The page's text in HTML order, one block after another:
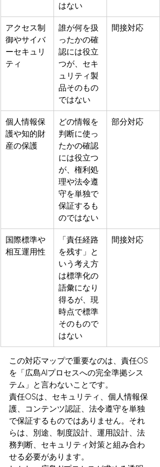
はない
アクセス制
御やサイバ
ーセキュリ
ティ
誰が何を扱
ったかの確
認には役立
つが、セキ
ュリティ製
品そのもの
ではない
間接対応
個人情報保
護や知的財
産の保護
どの情報を
判断に使っ
たかの確認
には役立つ
が、権利処
理や法令遵
守を単独で
保証するも
のではない
部分対応
国際標準や
相互運用性
「責任経路
を残す」と
いう考え方
は標準化の
語彙になり
得るが、現
時点で標準
そのもので
はない
間接対応
この対応マップで重要なのは、責任OS
を「広島AIプロセスへの完全準拠シス
テム」と言わないことです。
責任OSは、セキュリティ、個人情報保
護、コンテンツ認証、法令遵守を単独
で保証するものではありません。それ
らは、別途、制度設計、運用設計、法
務判断、セキュリティ対策と組み合わ
せる必要があります。